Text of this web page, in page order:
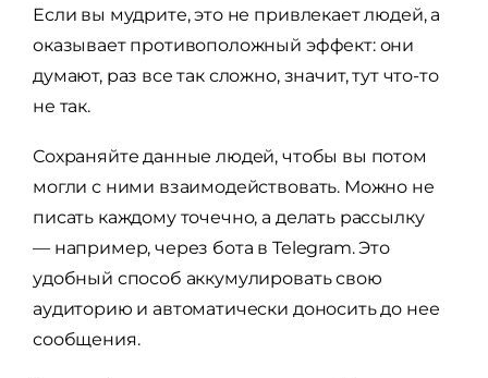
Если вы мудрите, это не привлекает людей, а
оказывает противоположный эффект: они
думают, раз все так сложно, значит, тут что-то
не так.
Сохраняйте данные людей, чтобы вы потом
могли с ними взаимодействовать. Можно не
писать каждому точечно, а делать рассылку
— например, через бота в Telegram. Это
удобный способ аккумулировать свою
аудиторию и автоматически доносить до нее
сообщения.